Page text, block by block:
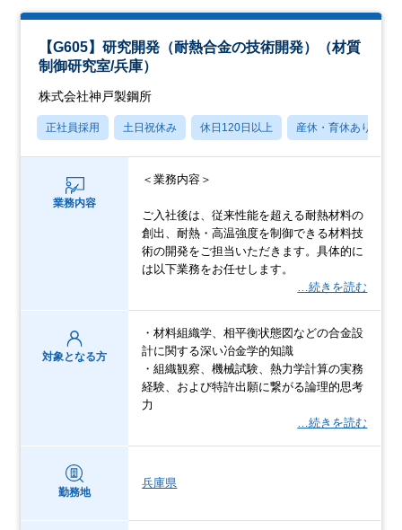
【G605】研究開発（耐熱合金の技術開発）（材質
制御研究室/兵庫）
株式会社神戸製鋼所
正社員採用 土日祝休み 休日120日以上 産休・育休あり
業務内容
＜業務内容＞
ご入社後は、従来性能を超える耐熱材料の
創出、耐熱・高温強度を制御できる材料技
術の開発をご担当いただきます。具体的に
は以下業務をお任せします。
…続きを読む
対象となる方
・材料組織学、相平衡状態図などの合金設
計に関する深い冶金学的知識
・組織観察、機械試験、熱力学計算の実務
経験、および特許出願に繋がる論理的思考
力
…続きを読む
勤務地
兵庫県